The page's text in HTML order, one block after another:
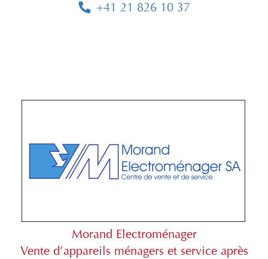
+41 21 826 10 37
Morand Electroménager
Vente d’appareils ménagers et service après